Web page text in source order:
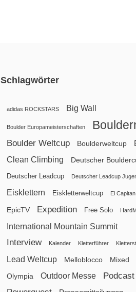
Schlagwörter
adidas ROCKSTARS Big Wall
Boulder Europameisterschaften
Boulder Weltcup Boulderweltcup
Clean Climbing Deutscher
Deutscher Leadcup Deutscher Leadcup
Eisklettern Eiskletterweltcup El Capitan
EpicTV Expedition Free Solo
International Mountain Summit
Interview Kalender Kletterführer
Lead Weltcup Melloblocco Mixed
Olympia Outdoor Messe
Podcast